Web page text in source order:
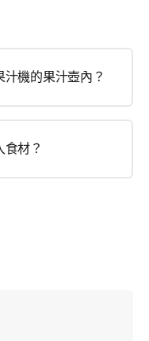
機的果汁壺內？
材？